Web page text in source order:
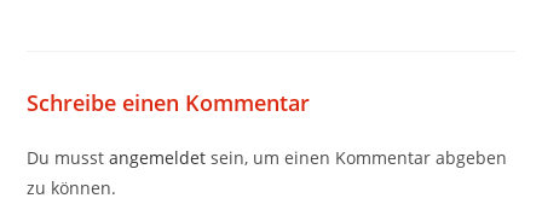
Schreibe einen Kommentar
Du musstangemeldet sein, um einen Kommentar abgeben
zu können.